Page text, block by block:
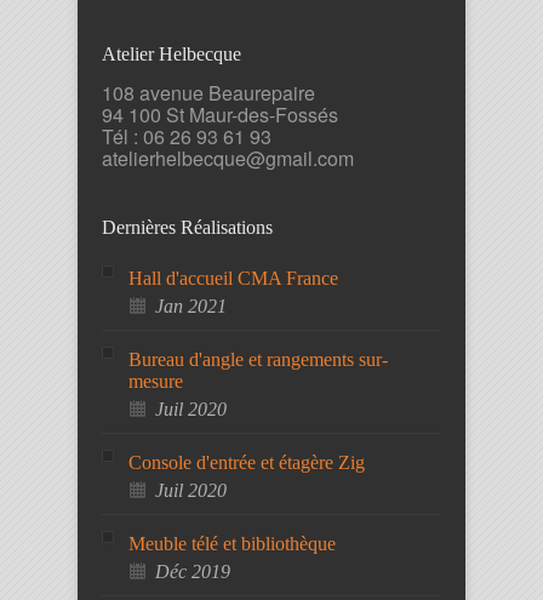
Atelier Helbecque
108 avenue Beaurepaire
94 100 St Maur-des-Fossés
Tél : 06 26 93 61 93
atelierhelbecque@gmail.com
Dernières Réalisations
Hall d'accueil CMA France
Jan 2021
Bureau d'angle et rangements sur-
mesure
Juil 2020
Console d'entrée et étagère Zig
Juil 2020
Meuble télé et bibliothèque
Déc 2019